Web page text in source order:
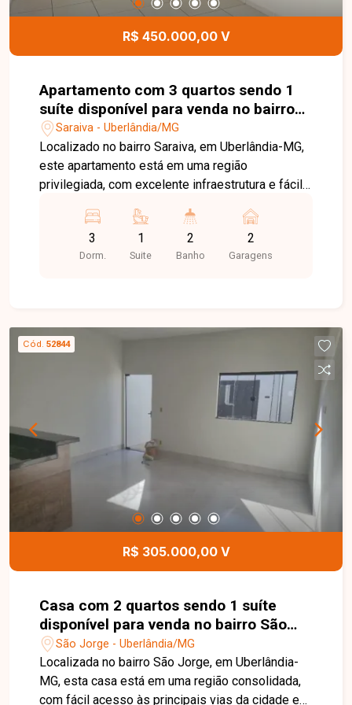
R$ 450.000,00 V
Apartamento com 3 quartos sendo 1
suíte disponível para venda no bairro
Saraiva em Uberlândia-MG.
Saraiva - Uberlândia/MG
Localizado no bairro Saraiva, em Uberlândia-MG,
este apartamento está em uma região
privilegiada, com excelente infraestrutura e fácil
supermercados, escolas, universidades,
farmácias, restaurantes e diversos comércios e
serviços, o bairro oferece praticidade, conforto e
03 quartos, sendo 01 suíte, banheiro social com
armário e box, cozinha, lavanderia e ambientes
bem planejados, proporcionando conforto e
excelente oportunidade para quem busca um
apartamento espaçoso, bem localizado e ideal
para morar com qualidade no bairro Saraiva.
Agende uma visita e venha conhecer todos os
detalhes deste imóvel.
3
Dorm.
1
Suite
2
Banho
2
Garagens
Cód. 52844
R$ 305.000,00 V
Casa com 2 quartos sendo 1 suíte
disponível para venda no bairro São
Jorge em Uberlândia-MG
São Jorge - Uberlândia/MG
Localizada no bairro São Jorge, em Uberlândia-
MG, esta casa está em uma região consolidada,
com fácil acesso às principais vias da cidade e